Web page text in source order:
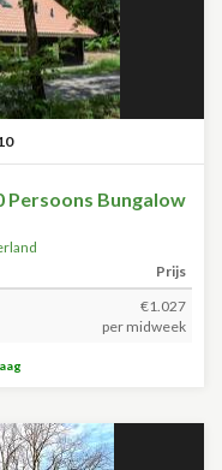
Persoons Bungalow
Prijs
€1.027
per midweek